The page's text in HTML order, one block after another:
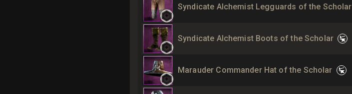
Syndicate Alchemist Legguards of the Scholar
Syndicate Alchemist Boots of the Scholar
Marauder Commander Hat of the Scholar